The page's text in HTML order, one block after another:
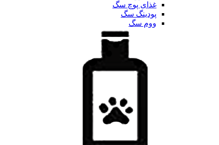
غذای پوچ سگ
پودینگ سگ
ووم سگ